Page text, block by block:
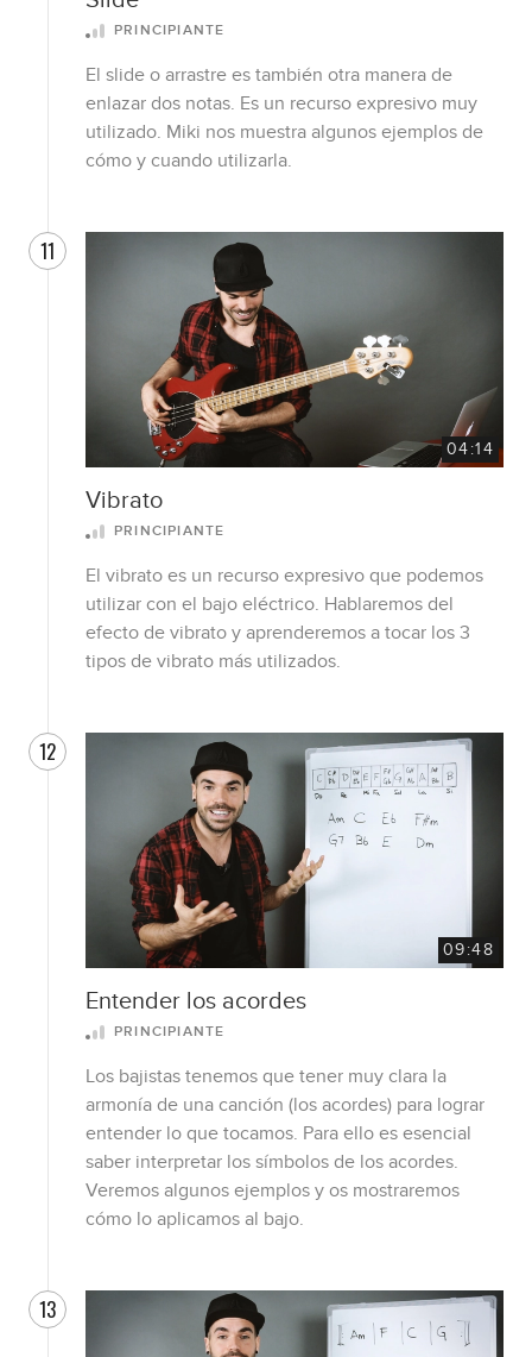
PRINCIPIANTE
El slide o arrastre es también otra manera de
enlazar dos notas. Es un recurso expresivo muy
utilizado. Miki nos muestra algunos ejemplos de
cómo y cuando utilizarla.
11
04:14
Vibrato
PRINCIPIANTE
El vibrato es un recurso expresivo que podemos
utilizar con el bajo eléctrico. Hablaremos del
efecto de vibrato y aprenderemos a tocar los 3
tipos de vibrato más utilizados.
12
09:48
Entender los acordes
PRINCIPIANTE
Los bajistas tenemos que tener muy clara la
armonía de una canción (los acordes) para lograr
entender lo que tocamos. Para ello es esencial
saber interpretar los símbolos de los acordes.
Veremos algunos ejemplos y os mostraremos
cómo lo aplicamos al bajo.
13